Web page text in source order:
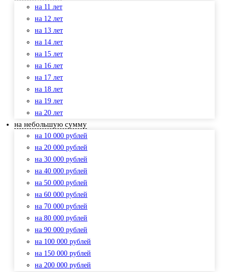
на 11 лет
на 12 лет
на 13 лет
на 14 лет
на 15 лет
на 16 лет
на 17 лет
на 18 лет
на 19 лет
на 20 лет
на небольшую сумму
на 10 000 рублей
на 20 000 рублей
на 30 000 рублей
на 40 000 рублей
на 50 000 рублей
на 60 000 рублей
на 70 000 рублей
на 80 000 рублей
на 90 000 рублей
на 100 000 рублей
на 150 000 рублей
на 200 000 рублей